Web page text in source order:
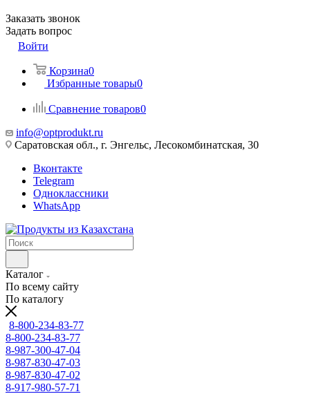
Заказать звонок
Задать вопрос
Войти
Корзина0
Избранные товары0
Сравнение товаров0
info@optprodukt.ru
Саратовская обл., г. Энгельс, Лесокомбинатская, 30
Вконтакте
Telegram
Одноклассники
WhatsApp
Каталог
По всему сайту
По каталогу
8-800-234-83-77
8-800-234-83-77
8-987-300-47-04
8-987-830-47-03
8-987-830-47-02
8-917-980-57-71